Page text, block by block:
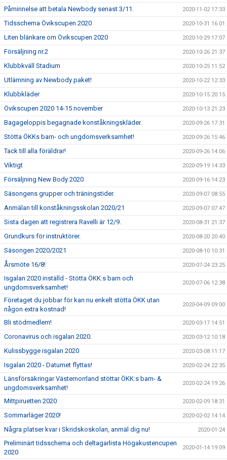
Påminnelse att betala Newbody senast 3/11. 2020-11-02 17:33
Tidsschema Övikscupen 2020 2020-10-31 16:01
Liten blänkare om Övikscupen 2020 2020-10-29 17:07
Försäljning nr.2 2020-10-26 21:37
Klubbkväll Stadium 2020-10-25 11:52
Utlämning av Newbody paket! 2020-10-22 12:33
Klubbkläder 2020-10-15 20:15
Övikscupen 2020 14-15 november 2020-10-13 21:23
Bagageloppis begagnade konståkningskläder. 2020-09-26 17:31
Stötta ÖKKs barn- och ungdomsverksamhet! 2020-09-26 15:46
Tack till alla föräldrar! 2020-09-26 14:06
Viktigt 2020-09-19 14:33
Försäljning New Body 2020 2020-09-16 14:23
Säsongens grupper och träningstider. 2020-09-07 08:55
Anmälan till konståkningsskolan 2020/21 2020-09-07 07:47
Sista dagen att registrera Ravelli är 12/9. 2020-08-31 21:37
Grundkurs för instruktörer. 2020-08-20 20:40
Säsongen 2020/2021 2020-08-10 10:31
Årsmöte 16/8! 2020-07-24 23:25
Isgalan 2020 inställd - Stötta ÖKK:s barn och
ungdomsverksamhet!
2020-07-06 12:38
Företaget du jobbar för kan nu enkelt stötta ÖKK utan
någon extra kostnad!
2020-04-09 09:00
Bli stödmedlem! 2020-03-17 14:51
Coronavirus och isgalan 2020. 2020-03-12 10:18
Kulissbygge isgalan 2020 2020-03-08 11:17
Isgalan 2020 - Datumet flyttas! 2020-02-24 22:35
Länsförsäkringar Västernorrland stöttar ÖKK:s barn- &
ungdomsverksamhet!
2020-02-24 19:26
Mittpiruetten 2020 2020-02-09 18:31
Sommarläger 2020! 2020-02-02 14:14
Några platser kvar i Skridskoskolan, anmäl dig nu! 2020-01-24
Preliminärt tidsschema och deltagarlista Högakustencupen
2020
2020-01-14 19:09